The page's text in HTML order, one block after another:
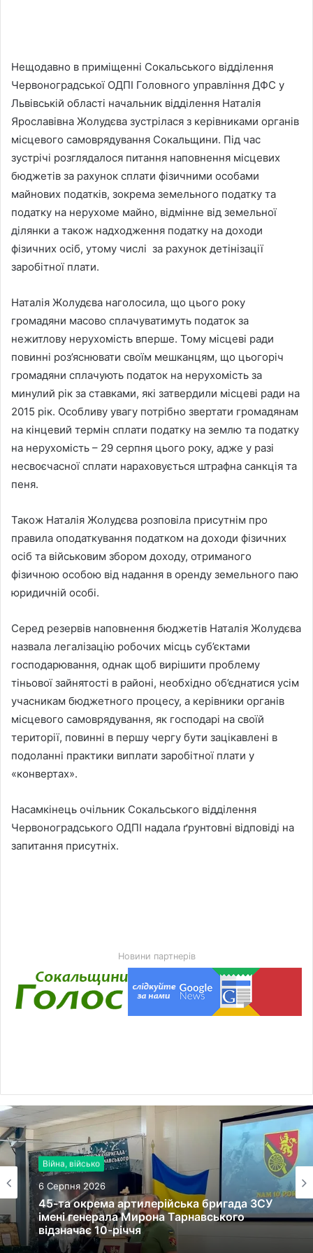
Нещодавно в приміщенні Сокальського відділення
Червоноградської ОДПІ Головного управління ДФС у
Львівській області начальник відділення Наталія
Ярославівна Жолудєва зустрілася з керівниками органів
місцевого самоврядування Сокальщини. Під час
зустрічі розглядалося питання наповнення місцевих
бюджетів за рахунок сплати фізичними особами
майнових податків, зокрема земельного податку та
податку на нерухоме майно, відмінне від земельної
ділянки а також надходження податку на доходи
фізичних осіб, утому числі за рахунок детінізації
заробітної плати.
Наталія Жолудєва наголосила, що цього року
громадяни масово сплачуватимуть податок за
нежитлову нерухомість вперше. Тому місцеві ради
повинні роз’яснювати своїм мешканцям, що цьогоріч
громадяни сплачують податок на нерухомість за
минулий рік за ставками, які затвердили місцеві ради на
2015 рік. Особливу увагу потрібно звертати громадянам
на кінцевий термін сплати податку на землю та податку
на нерухомість – 29 серпня цього року, адже у разі
несвоєчасної сплати нараховується штрафна санкція та
пеня.
Також Наталія Жолудєва розповіла присутнім про
правила оподаткування податком на доходи фізичних
осіб та військовим збором доходу, отриманого
фізичною особою від надання в оренду земельного паю
юридичній особі.
Серед резервів наповнення бюджетів Наталія Жолудєва
назвала легалізацію робочих місць суб’єктами
господарювання, однак щоб вирішити проблему
тіньової зайнятості в районі, необхідно об’єднатися усім
учасникам бюджетного процесу, а керівники органів
місцевого самоврядування, як господарі на своїй
території, повинні в першу чергу бути зацікавлені в
подоланні практики виплати заробітної плати у
«конвертах».
Насамкінець очільник Сокальського відділення
Червоноградського ОДПІ надала ґрунтовні відповіді на
запитання присутніх.
Новини партнерів
Війна, військо
6 Серпня 2026
45-та окрема артилерійська бригада ЗСУ
імені генерала Мирона Тарнавського
відзначає 10-річчя